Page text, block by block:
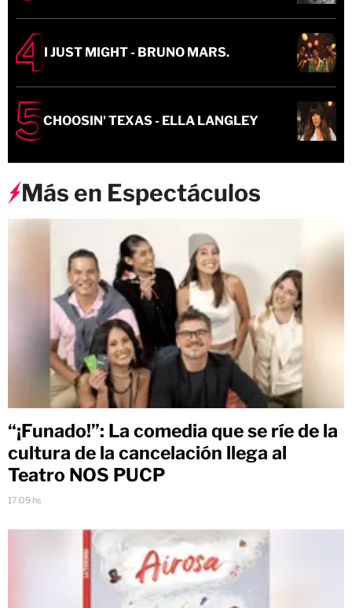
I JUST MIGHT - BRUNO MARS.
CHOOSIN' TEXAS - ELLA LANGLEY
Más en Espectáculos
“¡Funado!”: La comedia que se ríe de la
cultura de la cancelación llega al
Teatro NOS PUCP
17:09 hs